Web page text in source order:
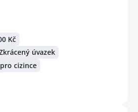
Kč
úvazek
cizince